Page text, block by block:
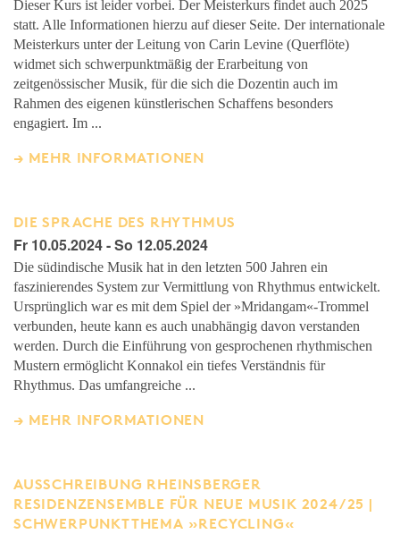
Dieser Kurs ist leider vorbei. Der Meisterkurs findet auch 2025
statt. Alle Informationen hierzu auf dieser Seite. Der internationale
Meisterkurs unter der Leitung von Carin Levine (Querflöte)
widmet sich schwerpunktmäßig der Erarbeitung von
zeitgenössischer Musik, für die sich die Dozentin auch im
Rahmen des eigenen künstlerischen Schaffens besonders
engagiert. Im ...
MEHR INFORMATIONEN
DIE SPRACHE DES RHYTHMUS
Fr 10.05.2024 - So 12.05.2024
Die südindische Musik hat in den letzten 500 Jahren ein
faszinierendes System zur Vermittlung von Rhythmus entwickelt.
Ursprünglich war es mit dem Spiel der »Mridangam«-Trommel
verbunden, heute kann es auch unabhängig davon verstanden
werden. Durch die Einführung von gesprochenen rhythmischen
Mustern ermöglicht Konnakol ein tiefes Verständnis für
Rhythmus. Das umfangreiche ...
MEHR INFORMATIONEN
AUSSCHREIBUNG RHEINSBERGER
RESIDENZENSEMBLE FÜR NEUE MUSIK 2024/25 |
SCHWERPUNKTTHEMA »RECYCLING«